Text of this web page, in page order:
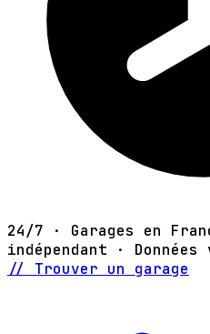
24/7 · Garages en
indépendant ·
// Trouver un garage